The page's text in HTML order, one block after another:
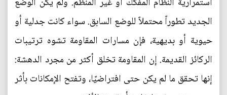
الجديد تطوراً محتملاً للوضع السابق. سواء كانت جدلية أو
حيوية أو بديهية، فإن مسارات المقاومة تشوه ترتيبات
الركائز القديمة. إن المقاومة تخلق أكثر من مجرد الدهشة:
إنها تحقق ما لم يكن حتى افتراضيًا، وتفتح الإمكانات بأثر